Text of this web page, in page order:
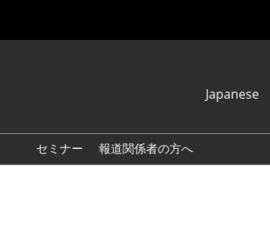
Japanese
English
繁體中文
セミナー 報道関係者の方へ